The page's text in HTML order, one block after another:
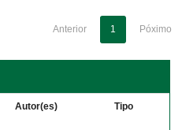
Anterior 1 Póximo
Autor(es) Tipo